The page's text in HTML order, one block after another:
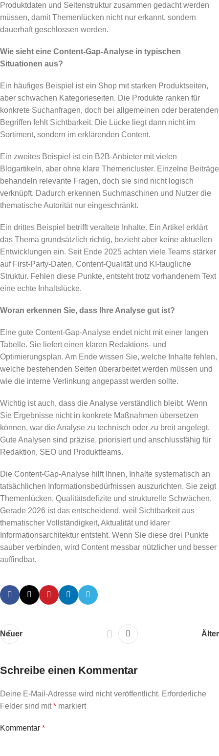
Produktdaten und Seitenstruktur zusammen gedacht werden
müssen, damit Themenlücken nicht nur erkannt, sondern
dauerhaft geschlossen werden.
Wie sieht eine Content-Gap-Analyse in typischen
Situationen aus?
Ein häufiges Beispiel ist ein Shop mit starken Produktseiten,
aber schwachen Kategorieseiten. Die Produkte ranken für
konkrete Suchanfragen, doch bei allgemeinen oder beratenden
Begriffen fehlt Sichtbarkeit. Die Lücke liegt dann nicht im
Sortiment, sondern im erklärenden Content.
Ein zweites Beispiel ist ein B2B-Anbieter mit vielen
Blogartikeln, aber ohne klare Themencluster. Einzelne Beiträge
behandeln relevante Fragen, doch sie sind nicht logisch
verknüpft. Dadurch erkennen Suchmaschinen und Nutzer die
thematische Autorität nur eingeschränkt.
Ein drittes Beispiel betrifft veraltete Inhalte. Ein Artikel erklärt
das Thema grundsätzlich richtig, bezieht aber keine aktuellen
Entwicklungen ein. Seit Ende 2025 achten viele Teams stärker
auf First-Party-Daten, Content-Qualität und KI-taugliche
Struktur. Fehlen diese Punkte, entsteht trotz vorhandenem Text
eine echte Inhaltslücke.
Woran erkennen Sie, dass Ihre Analyse gut ist?
Eine gute Content-Gap-Analyse endet nicht mit einer langen
Tabelle. Sie liefert einen klaren Redaktions- und
Optimierungsplan. Am Ende wissen Sie, welche Inhalte fehlen,
welche bestehenden Seiten überarbeitet werden müssen und
wie die interne Verlinkung angepasst werden sollte.
Wichtig ist auch, dass die Analyse verständlich bleibt. Wenn
Sie Ergebnisse nicht in konkrete Maßnahmen übersetzen
können, war die Analyse zu technisch oder zu breit angelegt.
Gute Analysen sind präzise, priorisiert und anschlussfähig für
Redaktion, SEO und Produktteams.
Die Content-Gap-Analyse hilft Ihnen, Inhalte systematisch an
tatsächlichen Informationsbedürfnissen auszurichten. Sie zeigt
Themenlücken, Qualitätsdefizite und strukturelle Schwächen.
Gerade 2026 ist das entscheidend, weil Sichtbarkeit aus
thematischer Vollständigkeit, Aktualität und klarer
Informationsarchitektur entsteht. Wenn Sie diese drei Punkte
sauber verbinden, wird Content messbar nützlicher und besser
auffindbar.
Neuer Älter
Schreibe einen Kommentar
Deine E-Mail-Adresse wird nicht veröffentlicht. Erforderliche
Felder sind mit* markiert
Kommentar *